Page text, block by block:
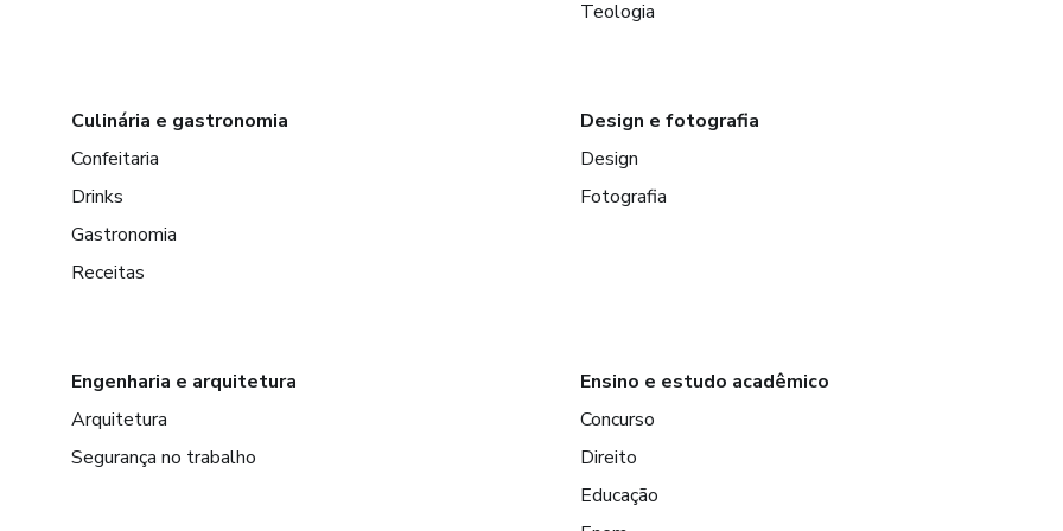
Teologia
Culinária e gastronomia
Confeitaria
Drinks
Gastronomia
Receitas
Design e fotografia
Design
Fotografia
Engenharia e arquitetura
Arquitetura
Segurança no trabalho
Ensino e estudo acadêmico
Concurso
Direito
Educação